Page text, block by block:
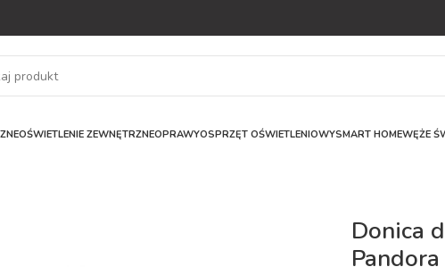
OŚWIETLENIE ZEWNĘTRZNEOPRAWYOSPRZĘT OŚWIETLENIOWYSMART HOMEWĘŻE
Donica